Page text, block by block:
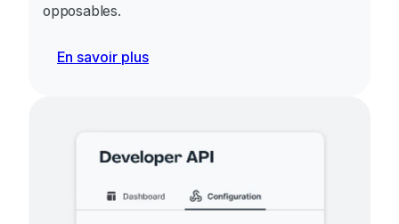
opposables.
En savoir plus